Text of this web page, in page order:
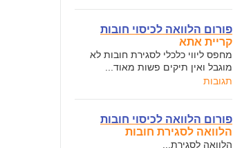
פורום הלוואה לכיסוי חובות
קריית אתא
מחפס ליווי כלכלי לסגירת חובות לא
מוגבל ואין תיקים פשות מאוד...
תגובות
פורום הלוואה לכיסוי חובות
הלוואה לסגירת חובות
הלוואה לסגירת...